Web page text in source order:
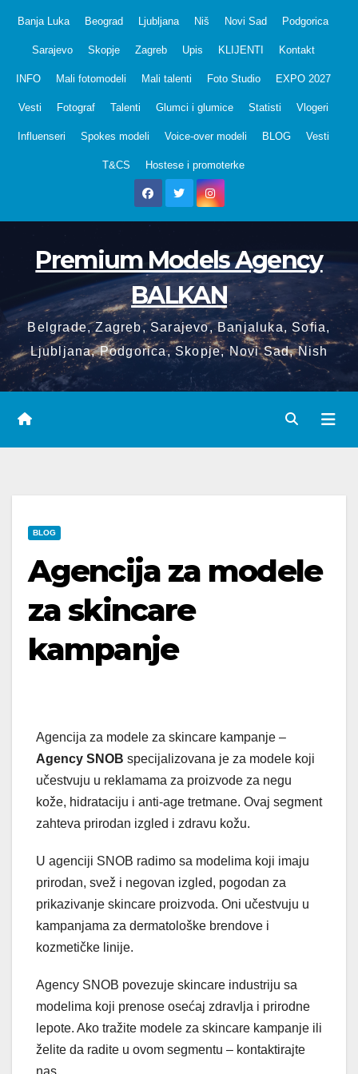
Banja Luka Beograd Ljubljana Niš Novi Sad Podgorica
Sarajevo Skopje Zagreb Upis KLIJENTI Kontakt
INFO Mali fotomodeli Mali talenti Foto Studio EXPO 2027
Vesti Fotograf Talenti Glumci i glumice Statisti Vlogeri
Influenseri Spokes modeli Voice-over modeli BLOG Vesti
T&CS Hostese i promoterke
Premium Models Agency
BALKAN
Belgrade, Zagreb, Sarajevo, Banjaluka, Sofia,
Ljubljana, Podgorica, Skopje, Novi Sad, Nish
BLOG
Agencija za modele
za skincare
kampanje
Agencija za modele za skincare kampanje –
Agency SNOB specijalizovana je za modele koji
učestvuju u reklamama za proizvode za negu
kože, hidrataciju i anti-age tretmane. Ovaj segment
zahteva prirodan izgled i zdravu kožu.
U agenciji SNOB radimo sa modelima koji imaju
prirodan, svež i negovan izgled, pogodan za
prikazivanje skincare proizvoda. Oni učestvuju u
kampanjama za dermatološke brendove i
kozmetičke linije.
Agency SNOB povezuje skincare industriju sa
modelima koji prenose osećaj zdravlja i prirodne
lepote. Ako tražite modele za skincare kampanje ili
želite da radite u ovom segmentu – kontaktirajte